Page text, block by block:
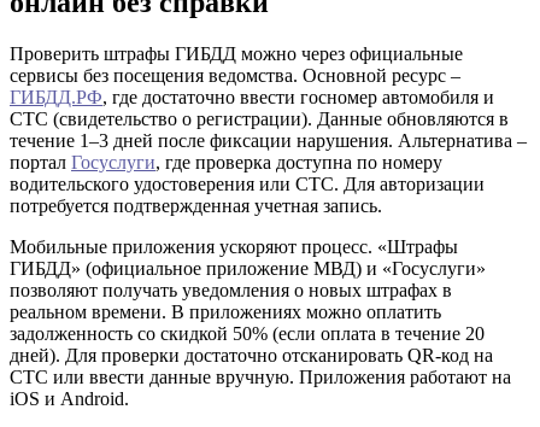
Проверить штрафы ГИБДД можно через официальные
сервисы без посещения ведомства. Основной ресурс –
ГИБДД.РФ, где достаточно ввести госномер автомобиля и
СТС (свидетельство о регистрации). Данные обновляются в
течение 1–3 дней после фиксации нарушения. Альтернатива –
портал Госуслуги, где проверка доступна по номеру
водительского удостоверения или СТС. Для авторизации
потребуется подтвержденная учетная запись.
Мобильные приложения ускоряют процесс. «Штрафы
ГИБДД» (официальное приложение МВД) и «Госуслуги»
позволяют получать уведомления о новых штрафах в
реальном времени. В приложениях можно оплатить
задолженность со скидкой 50% (если оплата в течение 20
дней). Для проверки достаточно отсканировать QR-код на
СТС или ввести данные вручную. Приложения работают на
iOS и Android.